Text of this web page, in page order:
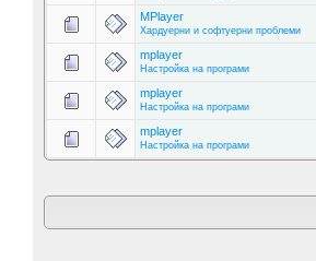
MPlayer
Хардуерни и софтуерни проблеми
mplayer
Настройка на програми
mplayer
Настройка на програми
mplayer
Настройка на програми